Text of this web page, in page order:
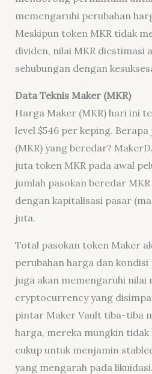
memengaruhi perubahan
Meskipun token MKR tidak
dividen, nilai MKR diestimasi
sehubungan dengan
Data Teknis Maker (MKR)
Harga Maker (MKR) hari ini
level $546 per keping.
(MKR) yang beredar?
juta token MKR pada awal
jumlah pasokan beredar MKR
dengan kapitalisasi pasar
juta.
Total pasokan token Maker
perubahan harga dan kondisi
juga akan memengaruhi nilai
cryptocurrency yang
pintar Maker Vault tiba-tiba
harga, mereka mungkin
cukup untuk menjamin
yang mengarah pada likuidasi.